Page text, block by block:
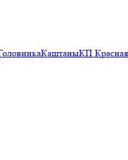
КаштаныКП